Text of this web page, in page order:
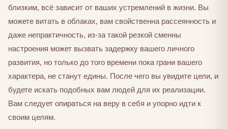
близким, всё зависит от ваших устремлений в жизни. Вы
можете витать в облаках, вам свойственна рассеянность и
даже непрактичность, из-за такой резкой сменны
настроения может вызвать задержку вашего личного
развития, но только до того времени пока грани вашего
характера, не станут едины. После чего вы увидите цели, и
будете искать подобных вам людей для их реализации.
Вам следует опираться на веру в себя и упорно идти к
своим целям.